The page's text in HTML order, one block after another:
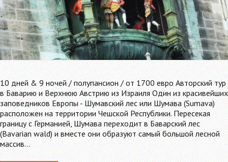
10 дней & 9 ночей / полупансион / от 1700 евро Авторский тур
в Баварию и Верхнюю Австрию из Израиля Один из красивейших
заповедников Европы - Шумавский лес или Шумава (Sumava)
расположен на территории Чешской Республики. Пересекая
границу с Германией, Шумава переходит в Баварский лес
(Bavarian wald) и вместе они образуют самый большой лесной
массив…